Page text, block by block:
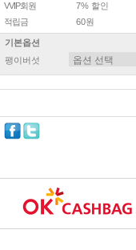
VVIP회원
7% 할인
적립금
60원
기본옵션
팽이버섯